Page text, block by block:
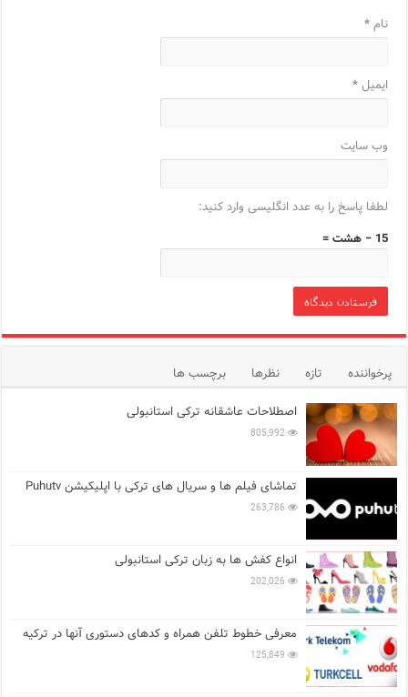
نام*
ایمیل*
وب‌ سایت
لطفا پاسخ را به عدد انگلیسی وارد کنید:
15 − هشت =
پرخواننده تازه نظرها
برچسب ها
اصطلاحات عاشقانه ترکی استانبولی
805,992
تماشای فیلم ها و سریال های ترکی با اپلیکیشن Puhutv
263,786
انواع کفش ها به زبان ترکی استانبولی
202,026
معرفی خطوط تلفن همراه و کدهای دستوری آنها در ترکیه
125,849